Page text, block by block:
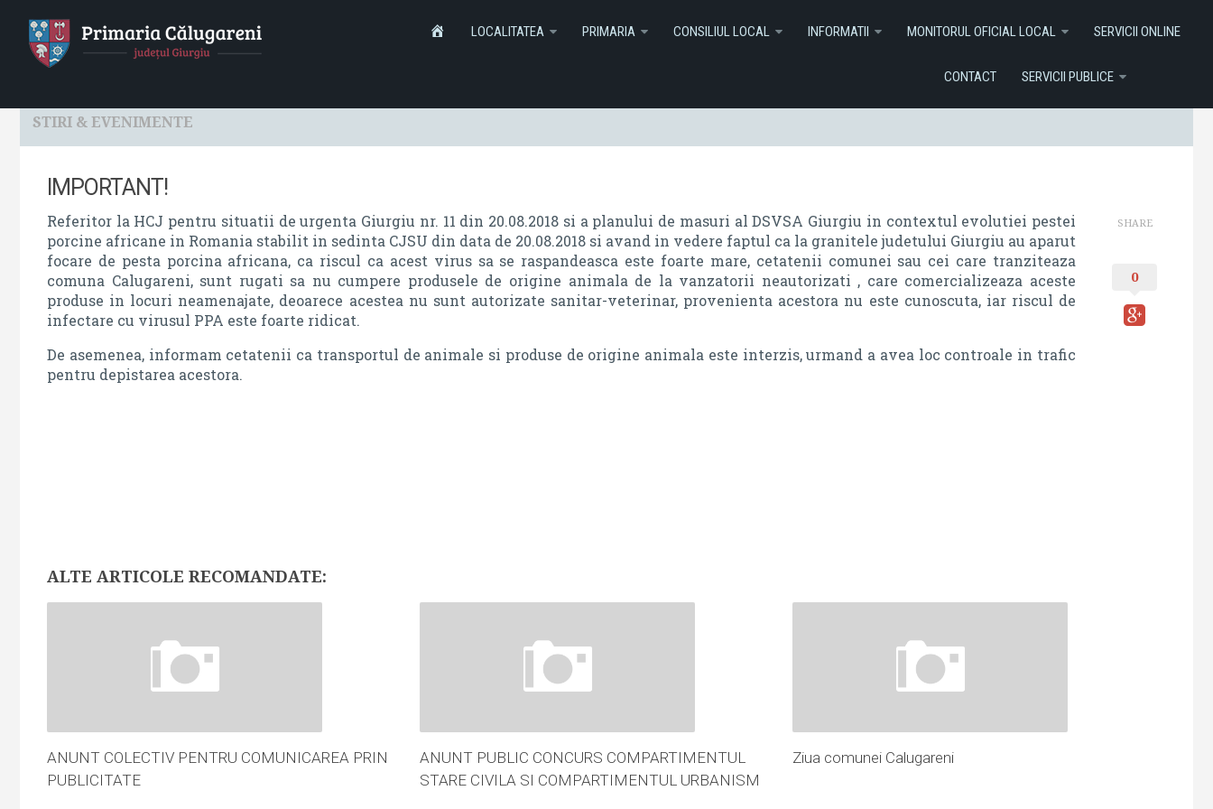
HOMELOCALITATEA PRIMARIA CONSILIUL LOCAL INFORMATII MONITORUL OFICIAL LOCAL SERVICII ONLINE
CONTACT SERVICII PUBLICE
HOMELocalitatea Primaria Informatii Monitorul Oficial Local SERVICII ONLINE Contact Servicii Publice
STIRI & EVENIMENTE
IMPORTANT!
Referitor la HCJ pentru situatii de urgenta Giurgiu nr. 11 din 20.08.2018 si a planului de masuri al DSVSA Giurgiu in contextul evolutiei pestei
porcine africane in Romania stabilit in sedinta CJSU din data de 20.08.2018 si avand in vedere faptul ca la granitele judetului Giurgiu au aparut
focare de pesta porcina africana, ca riscul ca acest virus sa se raspandeasca este foarte mare, cetatenii comunei sau cei care tranziteaza
comuna Calugareni, sunt rugati sa nu cumpere produsele de origine animala de la vanzatorii neautorizati , care comercializeaza aceste
produse in locuri neamenajate, deoarece acestea nu sunt autorizate sanitar-veterinar, provenienta acestora nu este cunoscuta, iar riscul de
infectare cu virusul PPA este foarte ridicat.
De asemenea, informam cetatenii ca transportul de animale si produse de origine animala este interzis, urmand a avea loc controale in trafic
pentru depistarea acestora.
SHARE
0
ALTE ARTICOLE RECOMANDATE:
ANUNT COLECTIV PENTRU COMUNICAREA PRIN
PUBLICITATE
ANUNT PUBLIC CONCURS COMPARTIMENTUL
STARE CIVILA SI COMPARTIMENTUL URBANISM
Ziua comunei Calugareni